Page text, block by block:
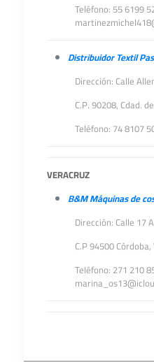
Teléfono: 55 6199
Distribuidor Textil
Dirección: Calle
C.P. 90208, Cdad.
Teléfono: 74 8107
VERACRUZ
B&M Máquinas de
Dirección: Calle 17
C.P 94500
Teléfono: 271 210